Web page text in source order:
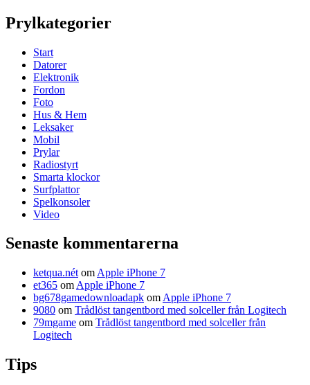
Prylkategorier
Start
Datorer
Elektronik
Fordon
Foto
Hus & Hem
Leksaker
Mobil
Prylar
Radiostyrt
Smarta klockor
Surfplattor
Spelkonsoler
Video
Senaste kommentarerna
ketqua.nét om Apple iPhone 7
et365 om Apple iPhone 7
bg678gamedownloadapk om Apple iPhone 7
9080 om Trådlöst tangentbord med solceller från Logitech
79mgame om Trådlöst tangentbord med solceller från
Logitech
Tips